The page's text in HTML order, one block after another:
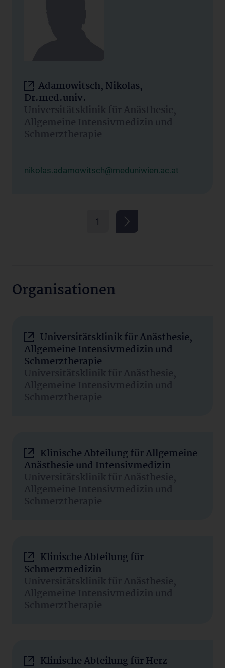
Adamowitsch, Nikolas,
Dr.med.univ.
Universitätsklinik für Anästhesie,
Allgemeine Intensivmedizin und
Schmerztherapie
nikolas.adamowitsch@meduniwien.ac.at
1
Organisationen
Universitätsklinik für Anästhesie,
Allgemeine Intensivmedizin und
Schmerztherapie
Universitätsklinik für Anästhesie,
Allgemeine Intensivmedizin und
Schmerztherapie
Klinische Abteilung für Allgemeine
Anästhesie und Intensivmedizin
Universitätsklinik für Anästhesie,
Allgemeine Intensivmedizin und
Schmerztherapie
Klinische Abteilung für
Schmerzmedizin
Universitätsklinik für Anästhesie,
Allgemeine Intensivmedizin und
Schmerztherapie
Klinische Abteilung für Herz-